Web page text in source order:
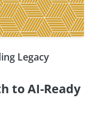
Legacy
to AI-Ready